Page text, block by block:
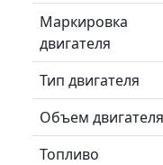
Маркировка
двигателя
Тип двигателя
Объем двигателя
Топливо